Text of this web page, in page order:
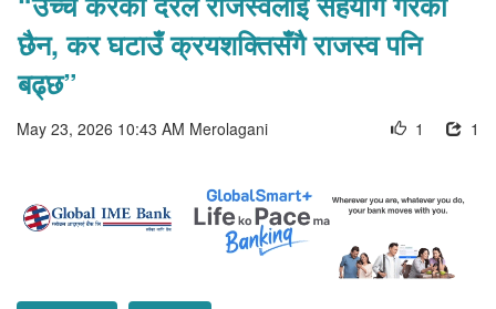
छैन, कर घटाउँ क्रयशक्तिसँगै राजस्व पनि
बढ्छ”
May 23, 2026 10:43 AM Merolagani 1
1